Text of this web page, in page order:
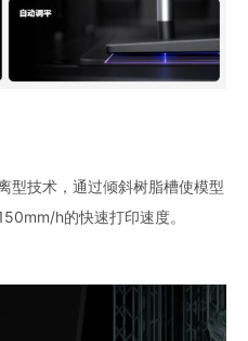
型技术，通过倾斜树脂槽使模型
h的快速打印速度。